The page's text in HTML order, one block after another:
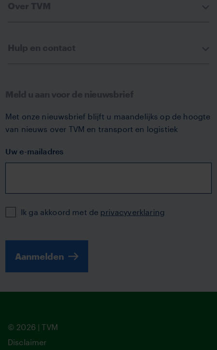
Over TVM
Hulp en contact
Meld u aan voor de nieuwsbrief
Met onze nieuwsbrief blijft u maandelijks op de hoogte
van nieuws over TVM en transport en logistiek
Uw e-mailadres
PrivacyIk ga akkoord met de privacyverklaring
© 2026 | TVM
Disclaimer